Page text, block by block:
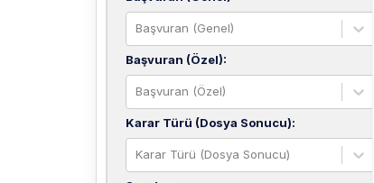
Başvuran (Genel)
Başvuran (Özel):
Başvuran (Özel)
Karar Türü (Dosya Sonucu):
Karar Türü (Dosya Sonucu)